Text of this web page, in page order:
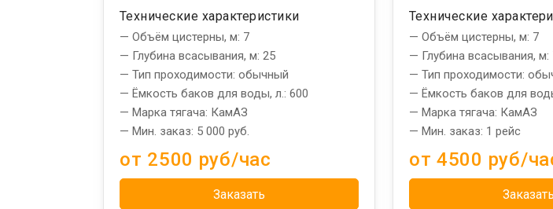
Технические характеристики
— Объём цистерны, м: 7
— Глубина всасывания, м: 25
— Тип проходимости: обычный
— Ёмкость баков для воды, л.: 600
— Марка тягача: КамАЗ
— Мин. заказ: 5 000 руб.
от 2500 руб/час
Заказать
Технические
— Объём цистерны, м: 7
— Глубина всасывания, м:
— Тип проходимости:
— Ёмкость баков для
— Марка тягача: КамАЗ
— Мин. заказ: 1 рейс
от 4500 руб/
Заказать